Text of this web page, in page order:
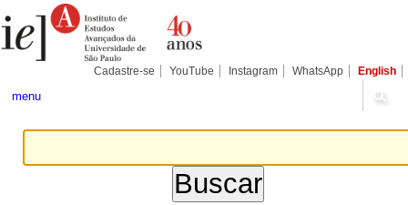
para
conteúdo.
Pessoais
Cadastre-se YouTube Instagram WhatsApp English
menu